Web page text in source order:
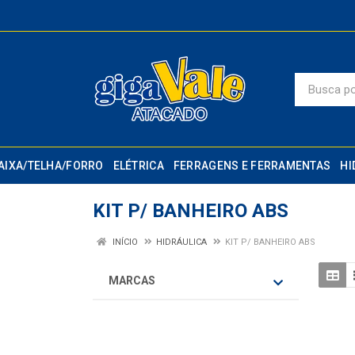
TELHA/FORRO ELÉTRICA FERRAGENS E FERRAMENTAS
KIT P/ BANHEIRO ABS
INÍCIO HIDRÁULICA KIT P/ BANHEIRO ABS
MARCAS